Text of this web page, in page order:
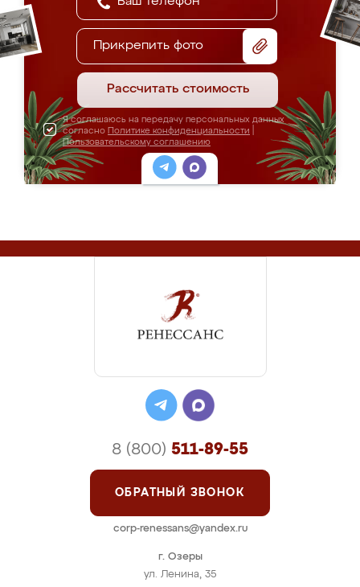
Прикрепить фото
Рассчитать стоимость
Я соглашаюсь на передачу персональных данных
согласно Политике конфиденциальности
Пользовательскому соглашению
г. Озеры
ул. Ленина, 35
8 (800) 511-89-55
ОБРАТНЫЙ ЗВОНОК
corp-renessans@yandex.ru